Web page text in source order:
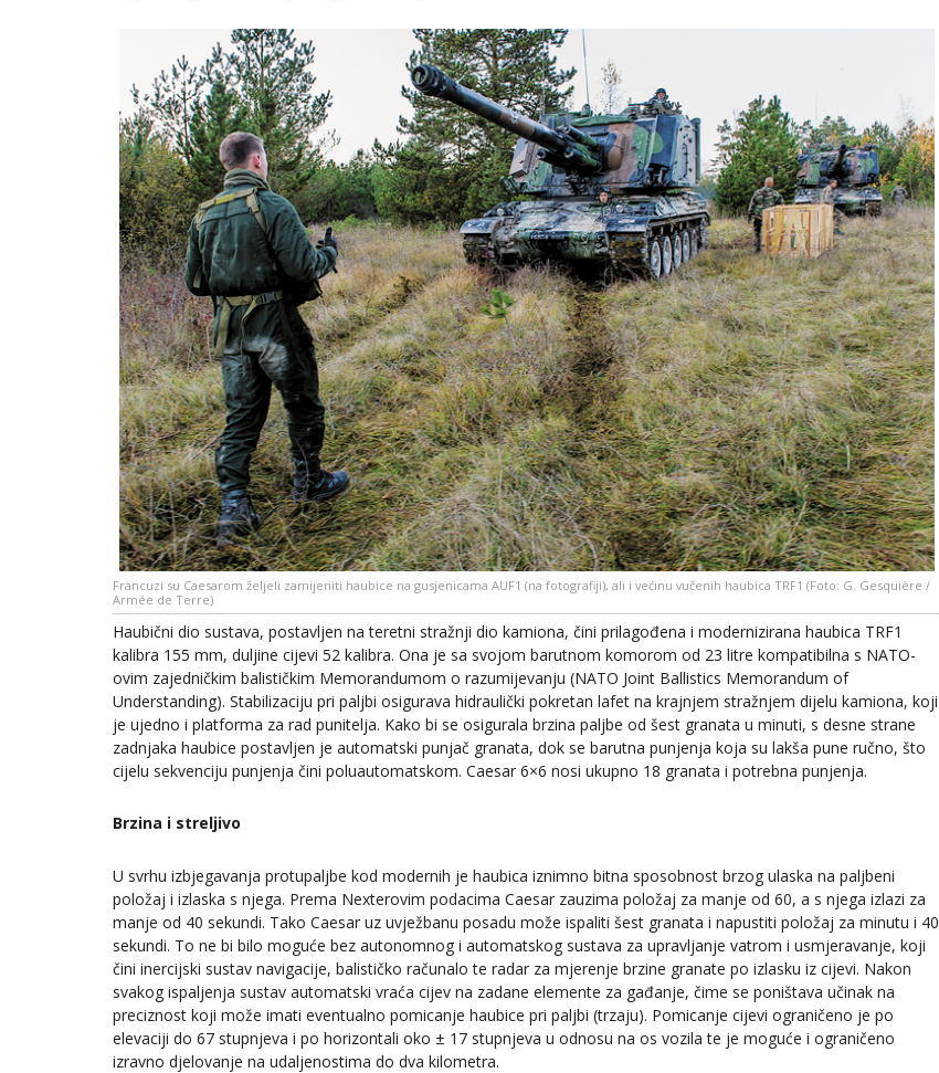
Francuzi su Caesarom željeli zamijeniti haubice na gusjenicama AUF1 (na fotografiji), ali i većinu vučenih haubica TRF1 (Foto: G. Gesquière /
Armée de Terre)
Haubični dio sustava, postavljen na teretni stražnji dio kamiona, čini prilagođena i modernizirana haubica TRF1
kalibra 155 mm, duljine cijevi 52 kalibra. Ona je sa svojom barutnom komorom od 23 litre kompatibilna s NATO-
ovim zajedničkim balističkim Memorandumom o razumijevanju (NATO Joint Ballistics Memorandum of
Understanding). Stabilizaciju pri paljbi osigurava hidraulički pokretan lafet na krajnjem stražnjem dijelu kamiona, koji
je ujedno i platforma za rad punitelja. Kako bi se osigurala brzina paljbe od šest granata u minuti, s desne strane
zadnjaka haubice postavljen je automatski punjač granata, dok se barutna punjenja koja su lakša pune ručno, što
cijelu sekvenciju punjenja čini poluautomatskom. Caesar 6×6 nosi ukupno 18 granata i potrebna punjenja.
Brzina i streljivo
U svrhu izbjegavanja protupaljbe kod modernih je haubica iznimno bitna sposobnost brzog ulaska na paljbeni
položaj i izlaska s njega. Prema Nexterovim podacima Caesar zauzima položaj za manje od 60, a s njega izlazi za
manje od 40 sekundi. Tako Caesar uz uvježbanu posadu može ispaliti šest granata i napustiti položaj za minutu i 40
sekundi. To ne bi bilo moguće bez autonomnog i automatskog sustava za upravljanje vatrom i usmjeravanje, koji
čini inercijski sustav navigacije, balističko računalo te radar za mjerenje brzine granate po izlasku iz cijevi. Nakon
svakog ispaljenja sustav automatski vraća cijev na zadane elemente za gađanje, čime se poništava učinak na
preciznost koji može imati eventualno pomicanje haubice pri paljbi (trzaju). Pomicanje cijevi ograničeno je po
elevaciji do 67 stupnjeva i po horizontali oko ± 17 stupnjeva u odnosu na os vozila te je moguće i ograničeno
izravno djelovanje na udaljenostima do dva kilometra.